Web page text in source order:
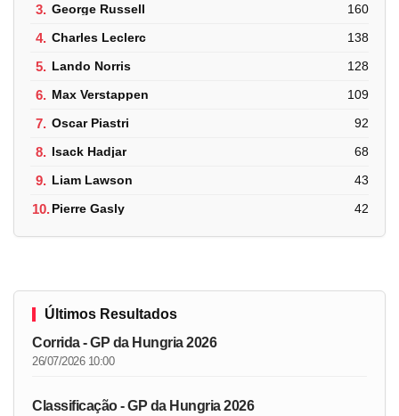
3. George Russell 160
4. Charles Leclerc 138
5. Lando Norris 128
6. Max Verstappen 109
7. Oscar Piastri 92
8. Isack Hadjar 68
9. Liam Lawson 43
10.Pierre Gasly 42
Últimos Resultados
Corrida - GP da Hungria 2026
26/07/2026 10:00
Classificação - GP da Hungria 2026